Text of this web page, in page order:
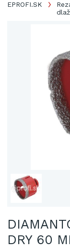
EPROFI.SK
DRY 60